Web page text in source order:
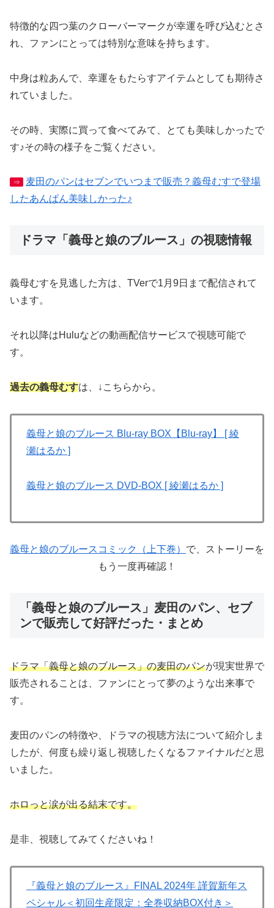
特徴的な四つ葉のクローバーマークが幸運を呼び込むとさ
れ、ファンにとっては特別な意味を持ちます。
中身は粒あんで、幸運をもたらすアイテムとしても期待さ
れていました。
その時、実際に買って食べてみて、とても美味しかったで
す♪その時の様子をご覧ください。
⇒
麦田のパンはセブンでいつまで販売？義母むすで登場
したあんぱん美味しかった♪
ドラマ「義母と娘のブルース」の視聴情報
義母むすを見逃した方は、TVerで1月9日まで配信されて
います。
それ以降はHuluなどの動画配信サービスで視聴可能で
す。
過去の義母むすは、↓こちらから。
義母と娘のブルース Blu-ray BOX【Blu-ray】 [ 綾
瀬はるか ]
義母と娘のブルース DVD-BOX [ 綾瀬はるか ]
義母と娘のブルースコミック（上下巻） で、ストーリーを
もう一度再確認！
「義母と娘のブルース」麦田のパン、セブ
ンで販売して好評だった・まとめ
ドラマ「義母と娘のブルース」の麦田のパンが現実世界で
販売されることは、ファンにとって夢のような出来事で
す。
麦田のパンの特徴や、ドラマの視聴方法について紹介しま
したが、何度も繰り返し視聴したくなるファイナルだと思
いました。
ホロっと涙が出る結末です。
是非、視聴してみてくださいね！
『義母と娘のブルース』FINAL 2024年 謹賀新年ス
ペシャル＜初回生産限定：全巻収納BOX付き＞